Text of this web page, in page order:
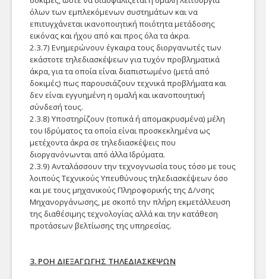
Λογισμικό
Matlab
MS Azure
Office 365
SPSS
όλων των εμπλεκόμενων συστημάτων και να
επιτυγχάνεται ικανοποιητική ποιότητα μετάδοσης
εικόνας και ήχου από και προς όλα τα άκρα.
2.3.7) Ενημερώνουν έγκαιρα τους διοργανωτές των
εκάστοτε τηλεδιασκέψεων για τυχόν προβληματικά
άκρα, για τα οποία είναι διαπιστωμένο (μετά από
δοκιμές) πως παρουσιάζουν τεχνικά προβλήματα και
δεν είναι εγγυημένη η ομαλή και ικανοποιητική
σύνδεσή τους.
2.3.8) Υποστηρίζουν (τοπικά ή απομακρυσμένα) μέλη
του Ιδρύματος τα οποία είναι προσκεκλημένα ως
μετέχοντα άκρα σε τηλεδιασκέψεις που
διοργανόνωνται από άλλα Ιδρύματα.
2.3.9) Ανταλάσσουν την τεχνογνωσία τους τόσο με τους
λοιπούς Τεχνικούς Υπευθύνους τηλεδιασκέψεων όσο
και με τους μηχανικούς Πληροφορικής της Δ/νσης
Μηχανοργάνωσης, με σκοπό την πλήρη εκμετάλλευση
της διαθέσιμης τεχνολογίας αλλά και την κατάθεση
προτάσεων βελτίωσης της υπηρεσίας.
3. ΡΟΗ ΔΙΕΞΑΓΩΓΗΣ ΤΗΛΕΔΙΑΣΚΕΨΩΝ